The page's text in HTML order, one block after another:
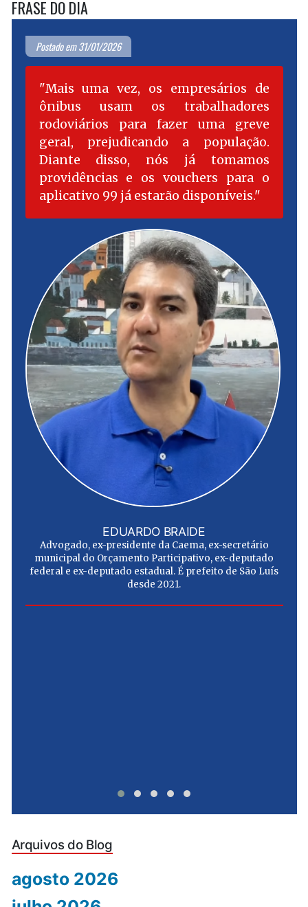
FRASE DO DIA
Postado em 31/01/2026
Mais uma vez, os empresários de
ônibus usam os trabalhadores
rodoviários para fazer uma greve
geral, prejudicando a população.
Diante disso, nós já tomamos
providências e os vouchers para o
aplicativo 99 já estarão disponíveis.
EDUARDO BRAIDE
Advogado, ex-presidente da Caema, ex-secretário
municipal do Orçamento Participativo, ex-deputado
federal e ex-deputado estadual. É prefeito de São Luís
desde 2021.
Arquivos do Blog
agosto 2026